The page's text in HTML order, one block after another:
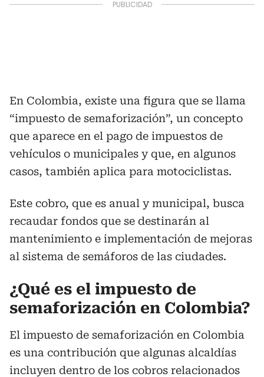
En Colombia, existe una figura que se llama
“impuesto de semaforización”, un concepto
que aparece en el pago de impuestos de
vehículos o municipales y que, en algunos
casos, también aplica para motociclistas.
Este cobro, que es anual y municipal, busca
recaudar fondos que se destinarán al
mantenimiento e implementación de mejoras
al sistema de semáforos de las ciudades.
¿Qué es el impuesto de
semaforización en Colombia?
El impuesto de semaforización en Colombia
es una contribución que algunas alcaldías
incluyen dentro de los cobros relacionados